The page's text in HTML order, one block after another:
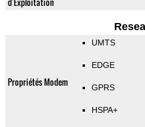
Propriétés Modem
UMTS
EDGE
GPRS
HSPA+